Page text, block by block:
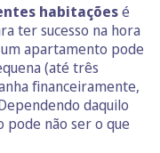
habitaçõesé
ter sucesso na hora
apartamento pode
(até três
financeiramente,
daquilo
pode não ser o que